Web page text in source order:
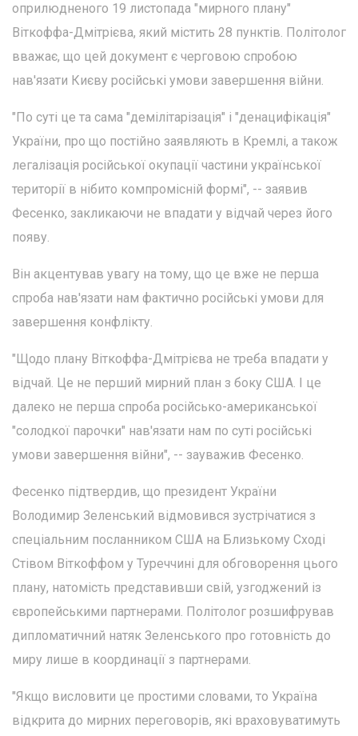
оприлюдненого 19 листопада "мирного плану"
Віткоффа-Дмітрієва, який містить 28 пунктів. Політолог
вважає, що цей документ є черговою спробою
нав'язати Києву російські умови завершення війни.
"По суті це та сама "демілітарізація" і "денацифікація"
України, про що постійно заявляють в Кремлі, а також
легалізація російської окупації частини української
території в нібито компромісній формі", -- заявив
Фесенко, закликаючи не впадати у відчай через його
появу.
Він акцентував увагу на тому, що це вже не перша
спроба нав'язати нам фактично російські умови для
завершення конфлікту.
"Щодо плану Віткоффа-Дмітрієва не треба впадати у
відчай. Це не перший мирний план з боку США. І це
далеко не перша спроба російсько-американської
"солодкої парочки" нав'язати нам по суті російські
умови завершення війни", -- зауважив Фесенко.
Фесенко підтвердив, що президент України
Володимир Зеленський відмовився зустрічатися з
спеціальним посланником США на Близькому Сході
Стівом Віткоффом у Туреччині для обговорення цього
плану, натомість представивши свій, узгоджений із
європейськими партнерами. Політолог розшифрував
дипломатичний натяк Зеленського про готовність до
миру лише в координації з партнерами.
"Якщо висловити це простими словами, то Україна
відкрита до мирних переговорів, які враховуватимуть